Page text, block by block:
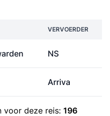
VERVOERDER
NS
Arriva
voor deze reis: 196